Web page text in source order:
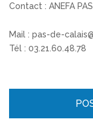
Contact : ANEFA
Mail : pas-de-
Tél : 03.21.60.48.78